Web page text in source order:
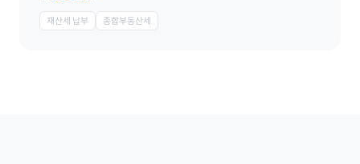
재산세 납부 종합부동산세